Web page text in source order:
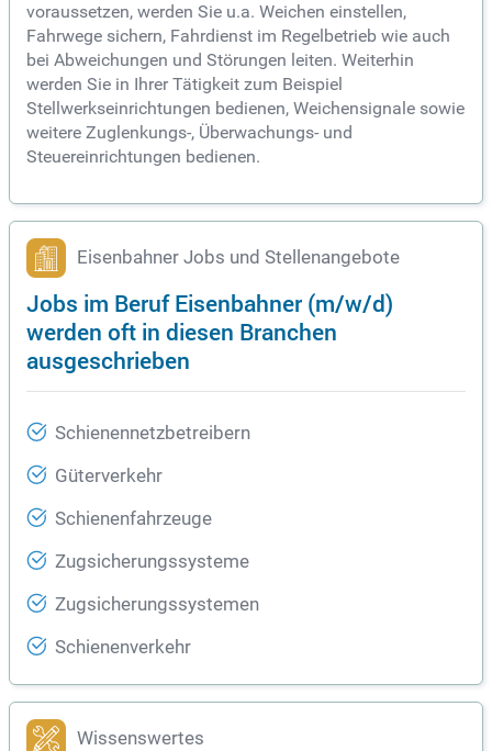
voraussetzen, werden Sie u.a. Weichen einstellen,
Fahrwege sichern, Fahrdienst im Regelbetrieb wie auch
bei Abweichungen und Störungen leiten. Weiterhin
werden Sie in Ihrer Tätigkeit zum Beispiel
Stellwerkseinrichtungen bedienen, Weichensignale sowie
weitere Zuglenkungs-, Überwachungs- und
Steuereinrichtungen bedienen.
Eisenbahner Jobs und Stellenangebote
Jobs im Beruf Eisenbahner (m/w/d)
werden oft in diesen Branchen
ausgeschrieben
Schienennetzbetreibern
Güterverkehr
Schienenfahrzeuge
Zugsicherungssysteme
Zugsicherungssystemen
Schienenverkehr
Wissenswertes